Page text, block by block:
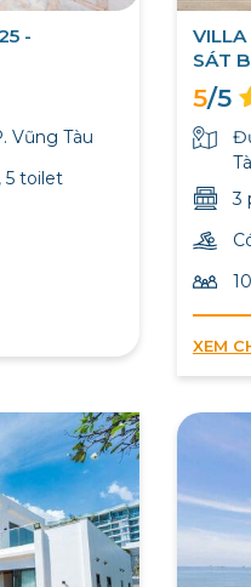
-
Vũng Tàu
5 toilet
SÁT
5/5
3
XEM